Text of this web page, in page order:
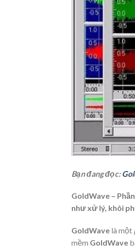
Bạn đang đọc:
GoldWave –
như xử lý, khôi
GoldWave là một
mềm GoldWave